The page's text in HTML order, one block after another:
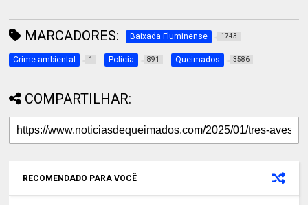
MARCADORES: Baixada Fluminense 1743
Crime ambiental 1 Polícia 891 Queimados 3586
COMPARTILHAR:
RECOMENDADO PARA VOCÊ